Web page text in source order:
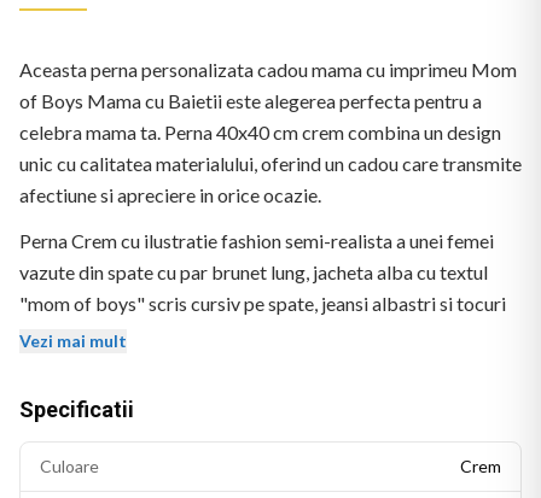
Aceasta perna personalizata cadou mama cu imprimeu Mom
of Boys Mama cu Baietii este alegerea perfecta pentru a
celebra mama ta. Perna 40x40 cm crem combina un design
unic cu calitatea materialului, oferind un cadou care transmite
afectiune si apreciere in orice ocazie.
Perna Crem cu ilustratie fashion semi-realista a unei femei
vazute din spate cu par brunet lung, jacheta alba cu textul
"mom of boys" scris cursiv pe spate, jeansi albastri si tocuri
negre, tinand de mana un baietel in camasa alba cu bretele
Vezi mai mult
Specificatii
Culoare Crem